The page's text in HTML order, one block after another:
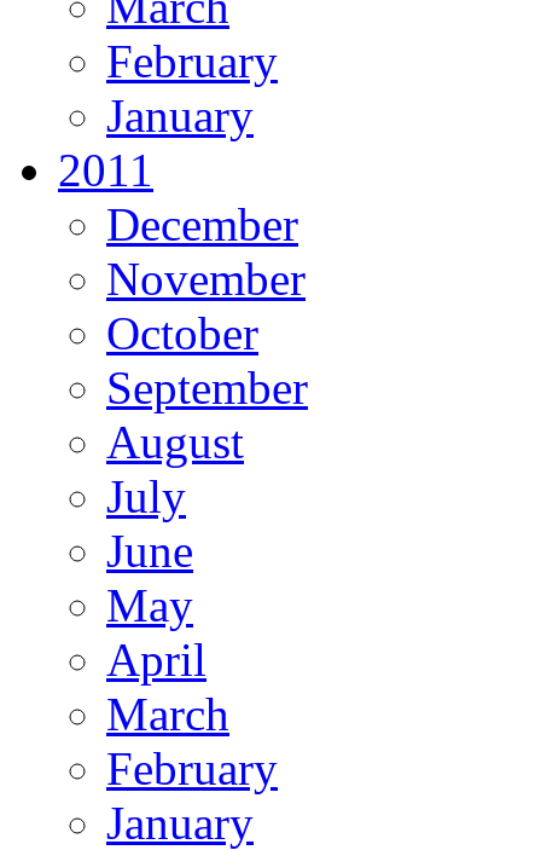
February
January
2011
December
November
October
September
August
July
June
May
April
March
February
January